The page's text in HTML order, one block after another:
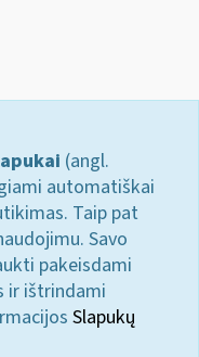
(angl.
automatiškai
Taip pat
Savo
pakeisdami
ir ištrindami
Slapukų